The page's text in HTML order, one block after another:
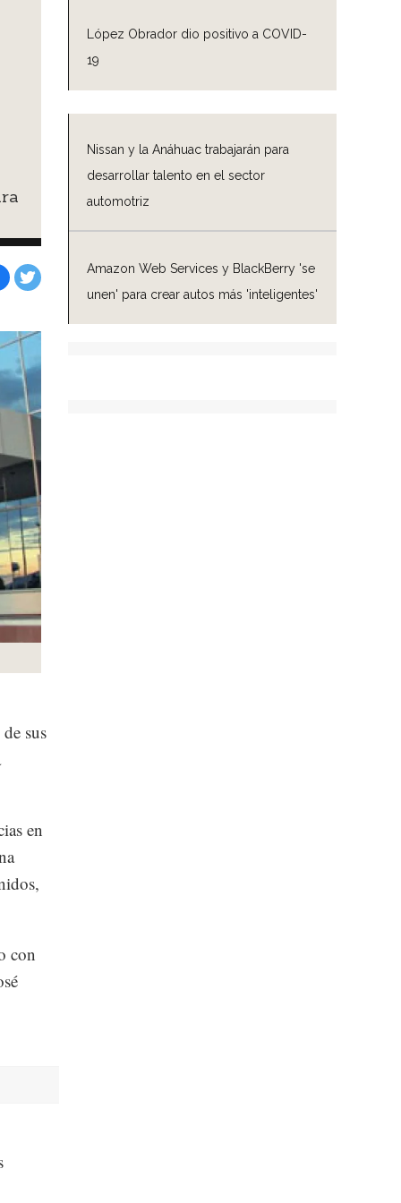
López Obrador dio positivo a COVID-
19
Nissan y la Anáhuac trabajarán para
desarrollar talento en el sector
automotriz
Amazon Web Services y BlackBerry 'se
unen' para crear autos más 'inteligentes'
sus
en
con